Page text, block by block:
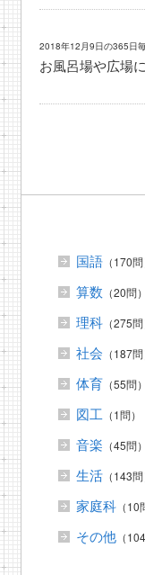
2018年12月9日の365日
お風呂場や広場
国語（170問
算数 （20問）
理科（275問
社会 （187問
体育（55問）
図工 （1問）
音楽 （45問）
生活（143問
家庭科（10
その他（104